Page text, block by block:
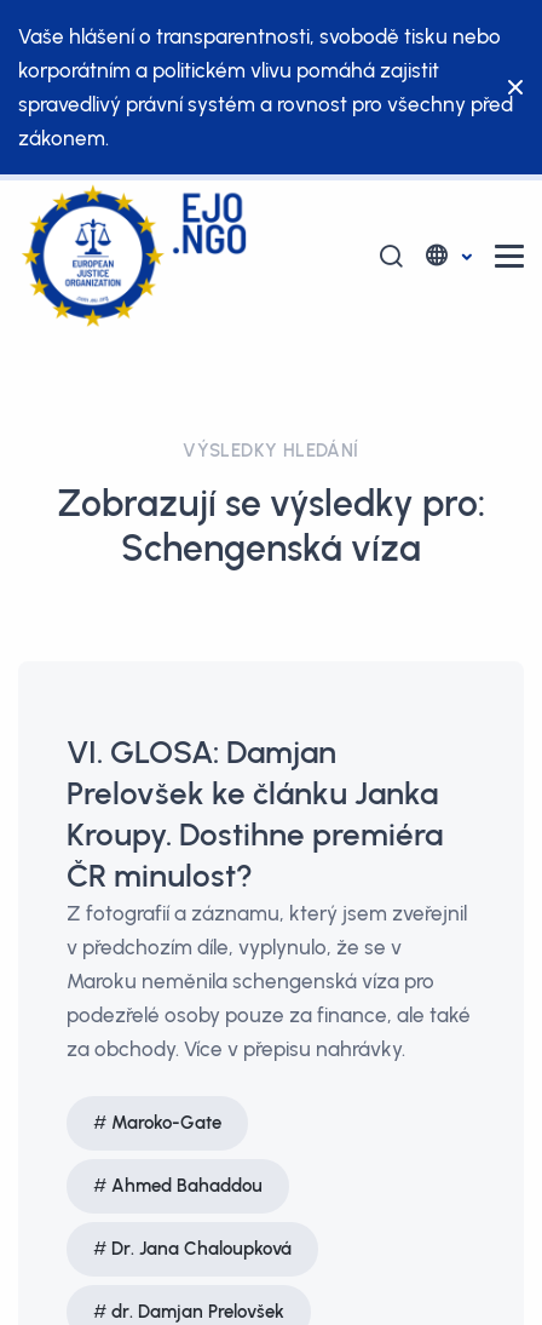
Vaše hlášení o transparentnosti, svobodě tisku nebo
korporátním a politickém vlivu pomáhá zajistit
spravedlivý právní systém a rovnost pro všechny před
zákonem.
VÝSLEDKY HLEDÁNÍ
Zobrazují se výsledky pro:
Schengenská víza
VI. GLOSA: Damjan
Prelovšek ke článku Janka
Kroupy. Dostihne premiéra
ČR minulost?
Z fotografií a záznamu, který jsem zveřejnil
v předchozím díle, vyplynulo, že se v
Maroku neměnila schengenská víza pro
podezřelé osoby pouze za finance, ale také
za obchody. Více v přepisu nahrávky.
Maroko-Gate
Ahmed Bahaddou
Dr. Jana Chaloupková
dr. Damjan Prelovšek